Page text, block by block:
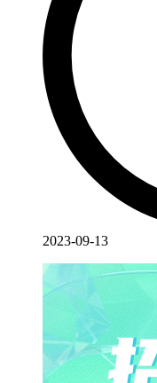
2023-09-13